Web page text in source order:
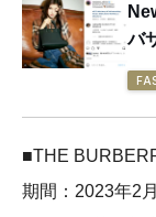
バ
■THE
期間：2023年2